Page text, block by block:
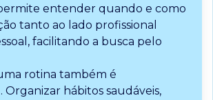
entender quando e como
tanto ao lado profissional
facilitando a busca pelo
rotina também é
hábitos saudáveis,